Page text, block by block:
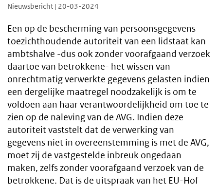
Nieuwsbericht | 20-03-2024
Een op de bescherming van persoonsgegevens
toezichthoudende autoriteit van een lidstaat kan
ambtshalve -dus ook zonder voorafgaand verzoek
daartoe van betrokkene- het wissen van
onrechtmatig verwerkte gegevens gelasten indien
een dergelijke maatregel noodzakelijk is om te
voldoen aan haar verantwoordelijkheid om toe te
zien op de naleving van de AVG. Indien deze
autoriteit vaststelt dat de verwerking van
gegevens niet in overeenstemming is met de AVG,
moet zij de vastgestelde inbreuk ongedaan
maken, zelfs zonder voorafgaand verzoek van de
betrokkene. Dat is de uitspraak van het EU-Hof